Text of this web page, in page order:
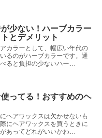
少ない！ハーブカラー
とデメリット
カラーとして、幅広い年代の
るのがハーブカラーです。通
ると負担の少ないハー…
ってる！おすすめのヘ
ヘアワックスは欠かせないも
にヘアワックスを買うときに
あってどれがいいかわ…